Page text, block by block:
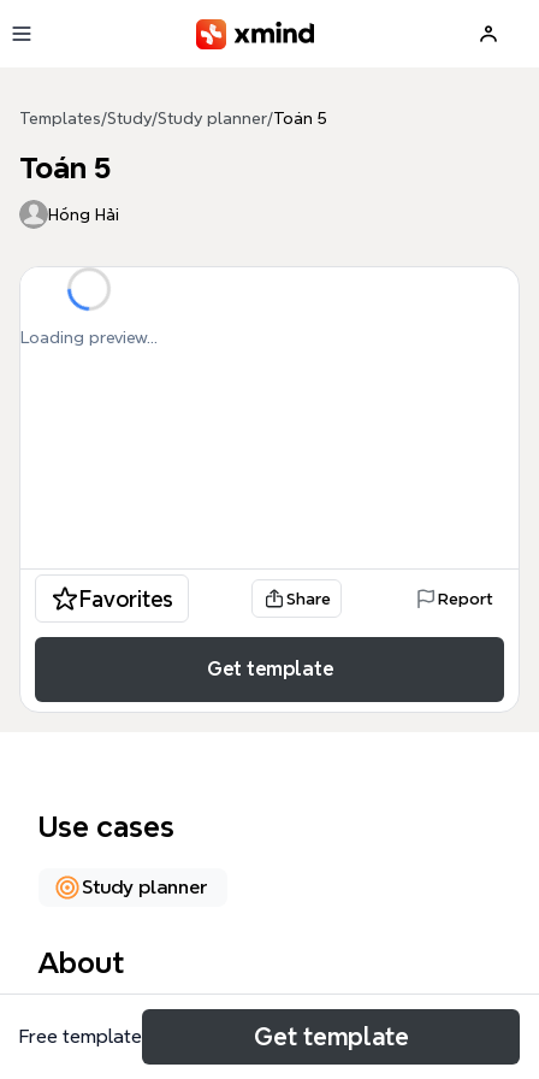
Templates/Study/Study planner/Toán 5
Toán 5
Hồng Hải
Loading preview...
Favorites Share Report
Get template
Use cases
Study planner
About
Sơ đồ tư duy Toán 5 tổng hợp toàn bộ kiến thức và
kỹ năng môn Toán lớp 5 theo chương trình giáo dục
Free template Get template